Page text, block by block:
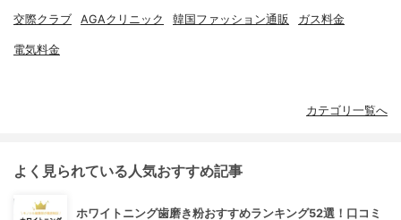
交際クラブ AGAクリニック 韓国ファッション通販 ガス料金
電気料金
カテゴリ一覧へ
よく見られている人気おすすめ記事
ホワイトニング歯磨き粉おすすめランキング52選！口コミ